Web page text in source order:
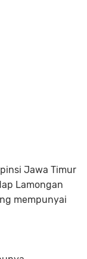
Jawa Timur
Lamongan
mempunyai